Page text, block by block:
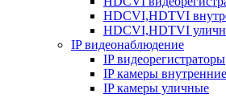
HDCVI,HDTVI
HDCVI,HDTVI
IP видеонаблюдение
IP видеорегистраторы
IP камеры
IP камеры уличные